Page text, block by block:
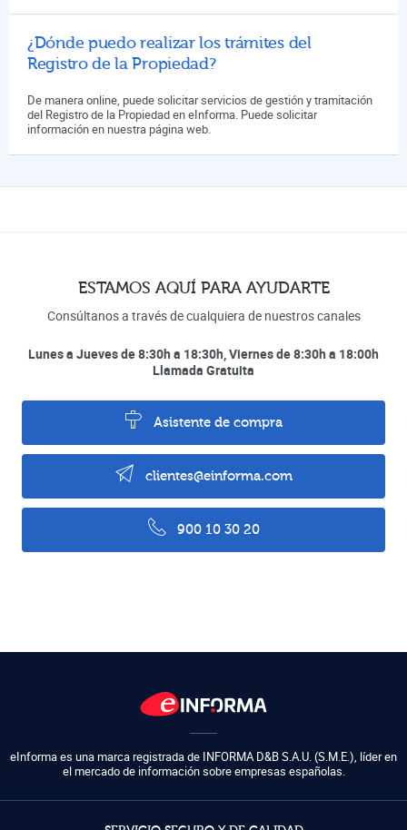
¿Dónde puedo realizar los trámites del
Registro de la Propiedad?
De manera online, puede solicitar servicios de gestión y tramitación
del Registro de la Propiedad en eInforma. Puede solicitar
información en nuestra página web.
ESTAMOS AQUÍ PARA AYUDARTE
Consúltanos a través de cualquiera de nuestros canales
Lunes a Jueves de 8:30h a 18:30h, Viernes de 8:30h a 18:00h
Llamada Gratuita
Asistente de compra
clientes@einforma.com
900 10 30 20
eInforma es una marca registrada de INFORMA D&B S.A.U. (S.M.E.), líder en
el mercado de información sobre empresas españolas.